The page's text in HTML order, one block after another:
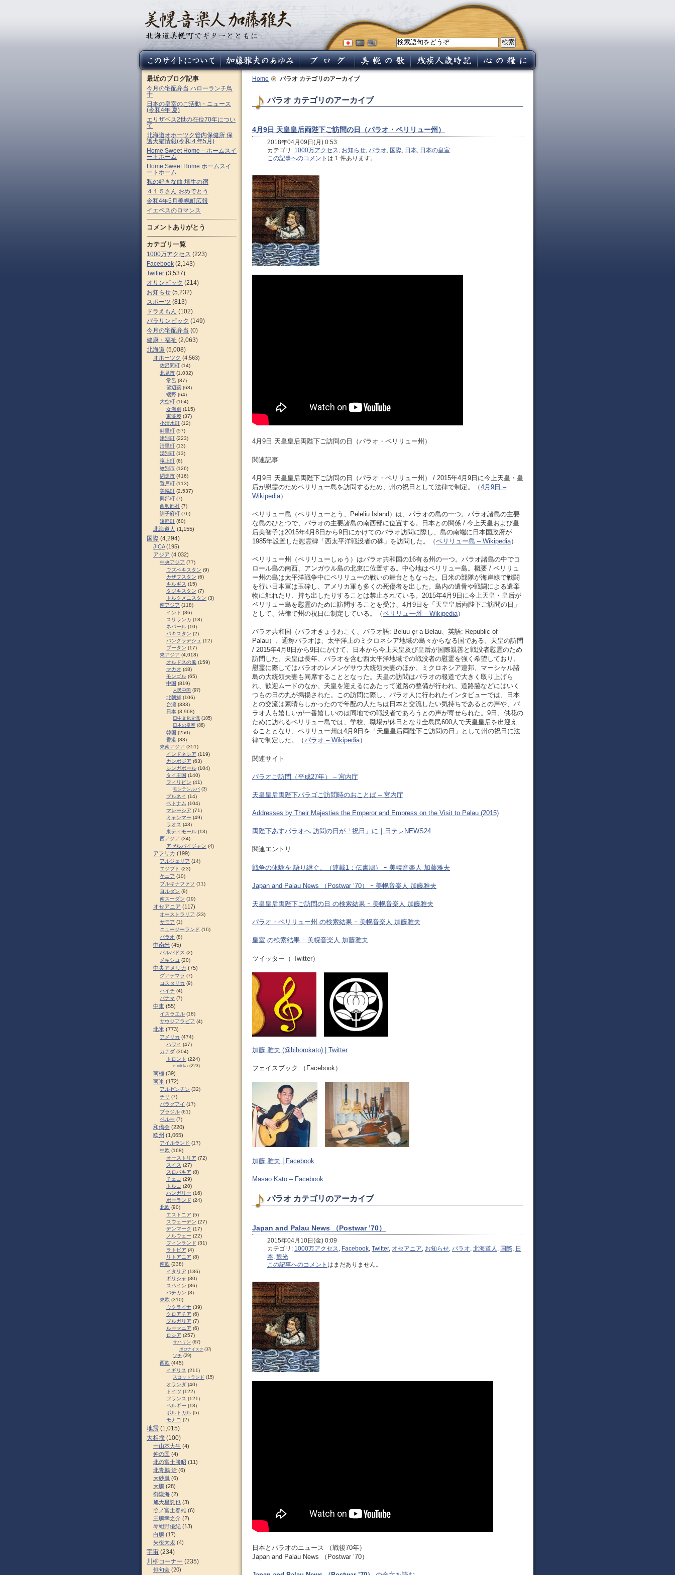
Home パラオ カテゴリのアーカイブ
パラオ カテゴリのアーカイブ
4月9日 天皇皇后両陛下ご訪問の日（パラオ・ペリリュー州）
2018年04月09日(月) 0:53
カテゴリ: 1000万アクセス, お知らせ, パラオ, 国際, 日本, 日本の皇室
この記事へのコメント は 1 件あります。
4月9日 天皇皇后両陛下ご訪問の日（パラオ・ペリリュー州）
関連記事
4月9日 天皇皇后両陛下ご訪問の日（パラオ・ペリリュー州） / 2015年4月9日に今上天皇・皇
后が慰霊のためペリリュー島を訪問するため、州の祝日として法律で制定。（4月9日 –
Wikipedia）
ペリリュー島（ペリリューとう、Peleliu Island）は、パラオの島の一つ。パラオ諸島の主要
な島のひとつで、パラオの主要諸島の南西部に位置する。日本との関係 / 今上天皇および皇
后美智子は2015年4月8日から9日にかけてのパラオ訪問に際し、島の南端に日本国政府が
1985年設置した慰霊碑「西太平洋戦没者の碑」を訪問した。（ペリリュー島 – Wikipedia）
ペリリュー州（ペリリューしゅう）はパラオ共和国の16有る州の一つ。パラオ諸島の中でコ
ロール島の南西、アンガウル島の北東に位置する。中心地はペリリュー島。概要 / ペリリュ
ー州の島は太平洋戦争中にペリリューの戦いの舞台ともなった。日米の部隊が海岸線で戦闘
を行い日本軍は玉砕し、アメリカ軍も多くの死傷者を出した。島内の遺骨や戦闘による遺棄
物に触れたり、持ち出したりすることは禁止されている。2015年4月9日に今上天皇・皇后が
ペリリュー島を慰霊のために訪問することを受け、4月9日を「天皇皇后両陛下ご訪問の日」
として、法律で州の祝日に制定している。（ペリリュー州 – Wikipedia）
パラオ共和国（パラオきょうわこく、パラオ語: Beluu ęr a Belau、英語: Republic of
Palau）、通称パラオは、太平洋上のミクロネシア地域の島々からなる国である。天皇の訪問
/ 2015年4月8日から9日にかけて、日本から今上天皇及び皇后が国際親善と戦没者慰霊のため
訪問した。天皇は長年、パラオを含む西太平洋地域での戦没者の慰霊を強く希望しており、
慰霊に際してはパラオのレメンゲサウ大統領夫妻のほか、ミクロネシア連邦、マーシャル諸
島の大統領夫妻も同席することとなった。天皇の訪問はパラオの報道で大きく取り上げら
れ、歓迎ムードのなか、天皇を迎えるにあたって道路の整備が行われ、道路脇などにはいく
つもの日の丸が掲揚された。この訪問に際し、パラオ人に行われたインタビューでは、日本
との交流は素晴らしかったので年配の人たちは日本と交流したい気持ちであるとの声や、パ
ラオ人も嬉しいが一番嬉しいのは同地での戦没者であろうとの声が寄せられた。9日、供花の
ために訪れるペリリュー島では、学校、職場が休日となり全島民600人で天皇皇后を出迎え
ることとなり、ペリリュー州は4月9日を「天皇皇后両陛下ご訪問の日」として州の祝日に法
律で制定した。（パラオ – Wikipedia）
関連サイト
パラオご訪問（平成27年） – 宮内庁
天皇皇后両陛下パラゴご訪問時のおことば – 宮内庁
Addresses by Their Majesties the Emperor and Empress on the Visit to Palau (2015)
両陛下あすパラオへ 訪問の日が「祝日」に｜日テレNEWS24
関連エントリ
戦争の体験を 語り継ぐ。（連載1：伝書鳩） ｰ 美幌音楽人 加藤雅夫
Japan and Palau News （Postwar ‘70） ｰ 美幌音楽人 加藤雅夫
天皇皇后両陛下ご訪問の日 の検索結果 ｰ 美幌音楽人 加藤雅夫
パラオ・ペリリュー州 の検索結果 ｰ 美幌音楽人 加藤雅夫
皇室 の検索結果 ｰ 美幌音楽人 加藤雅夫
ツイッター（ Twitter）
加藤 雅夫 (@bihorokato) | Twitter
フェイスブック （Facebook）
加藤 雅夫 | Facebook
Masao Kato – Facebook
パラオ カテゴリのアーカイブ
Japan and Palau News （Postwar ’70）
2015年04月10日(金) 0:09
カテゴリ: 1000万アクセス, Facebook, Twitter, オセアニア, お知らせ, パラオ, 北海道人 , 国際, 日
本, 観光
この記事へのコメント はまだありません。
日本とパラオのニュース （戦後70年）
Japan and Palau News （Postwar ’70）
最近のブログ記事
今月の宅配弁当 ハローランチ鳥
十
日本の皇室のご活動・ニュース
(令和4年 夏)
エリザベス2世の在位70年につい
て
北海道オホーツク管内保健所 保
護犬猫情報(令和４年5月)
Home Sweet Home – ホームスイ
ートホーム
Home Sweet Home ホームスイ
ートホーム
私の好きな曲 埴生の宿
４１５さん おめでとう
令和4年5月美幌町広報
イエペスのロマンス
コメントありがとう
カテゴリ一覧
1000万アクセス (223)
Facebook (2,143)
Twitter (3,537)
オリンピック (214)
お知らせ (5,232)
スポーツ (813)
ドラえもん (102)
パラリンピック (149)
今月の宅配弁当 (0)
健康・福祉 (2,063)
北海道 (5,008)
オホーツク (4,563)
佐呂間町 (14)
北見市 (1,032)
常呂 (87)
留辺蘂 (68)
端野 (64)
大空町 (164)
女満別 (115)
東藻琴 (37)
小清水町 (12)
斜里町 (57)
津別町 (223)
清里町 (13)
湧別町 (13)
滝上町 (6)
紋別市 (126)
網走市 (416)
置戸町 (113)
美幌町 (2,537)
興部町 (7)
西興部村 (7)
訓子府町 (76)
遠軽町 (60)
北海道人 (1,155)
国際 (4,294)
JICA(195)
アジア (4,032)
中央アジア (77)
ウズベキスタン (9)
カザフスタン (6)
キルギス (15)
タジキスタン (7)
トルクメニスタン (3)
南アジア (118)
インド (36)
スリランカ (18)
ネパール (10)
パキスタン (2)
バングラデシュ (12)
ブータン (17)
東アジア (4,018)
オルドスの風 (159)
マカオ (48)
モンゴル (65)
中国 (819)
人民中国 (97)
北朝鮮 (106)
台湾 (333)
日本 (3,968)
日中文化交流 (105)
日本の皇室 (88)
韓国 (250)
香港 (83)
東南アジア (351)
インドネシア (119)
カンボジア (63)
シンガポール (104)
タイ王国 (140)
フィリピン (41)
モンテンルパ (3)
ブルネイ (14)
ベトナム (104)
マレーシア (71)
ミャンマー (49)
ラオス (43)
東ティモール (13)
西アジア (34)
アゼルバイジャン (4)
アフリカ (199)
アルジェリア (14)
エジプト (23)
ケニア (10)
ブルキナファソ (11)
ヨルダン (9)
南スーダン (19)
オセアニア (117)
オーストラリア (33)
サモア (1)
ニュージーランド (16)
パラオ (8)
中南米 (45)
バルバドス (2)
メキシコ (20)
中央アメリカ (75)
グアテマラ (7)
コスタリカ (9)
ハイチ (4)
パナマ (7)
中東 (55)
イスラエル (18)
サウジアラビア (4)
北米 (773)
アメリカ (474)
ハワイ (47)
カナダ (304)
トロント (224)
e-nikka (223)
南極 (39)
南米 (172)
アルゼンチン (32)
チリ (7)
パラグアイ (17)
ブラジル (61)
ペルー (7)
和僑会 (220)
欧州 (1,065)
アイルランド (17)
中欧 (168)
オーストリア (72)
スイス (27)
スロパキア (8)
チェコ (29)
トルコ (20)
ハンガリー (16)
ポーランド (24)
北欧 (90)
エストニア (5)
スウェーデン (27)
デンマーク (17)
ノルウェー (22)
フィンランド (31)
ラトビア (4)
リトアニア (8)
南欧 (238)
イタリア (136)
ギリシャ (30)
スペイン (86)
バチカン (3)
東欧 (310)
ウクライナ (39)
クロアチア (6)
ブルガリア (7)
ルーマニア (6)
ロシア (257)
サハリン (67)
ポロナイスク (37)
ソチ (29)
西欧 (445)
イギリス (211)
スコットランド (15)
オランダ (40)
ドイツ (122)
フランス (121)
ベルギー (13)
ポルトガル (5)
モナコ (2)
地震 (1,015)
大相撲 (100)
一山本大生 (4)
仲の国 (4)
北の富士勝昭 (11)
北青鵬 治 (6)
大砂嵐 (6)
大鵬 (28)
御嶽海 (2)
旭大星託也 (3)
照ノ富士春雄 (6)
王鵬幸之介 (2)
琴紺野優紀 (13)
白鵬 (17)
矢後太規 (4)
宇宙 (234)
川柳コーナー (235)
俳句会 (20)